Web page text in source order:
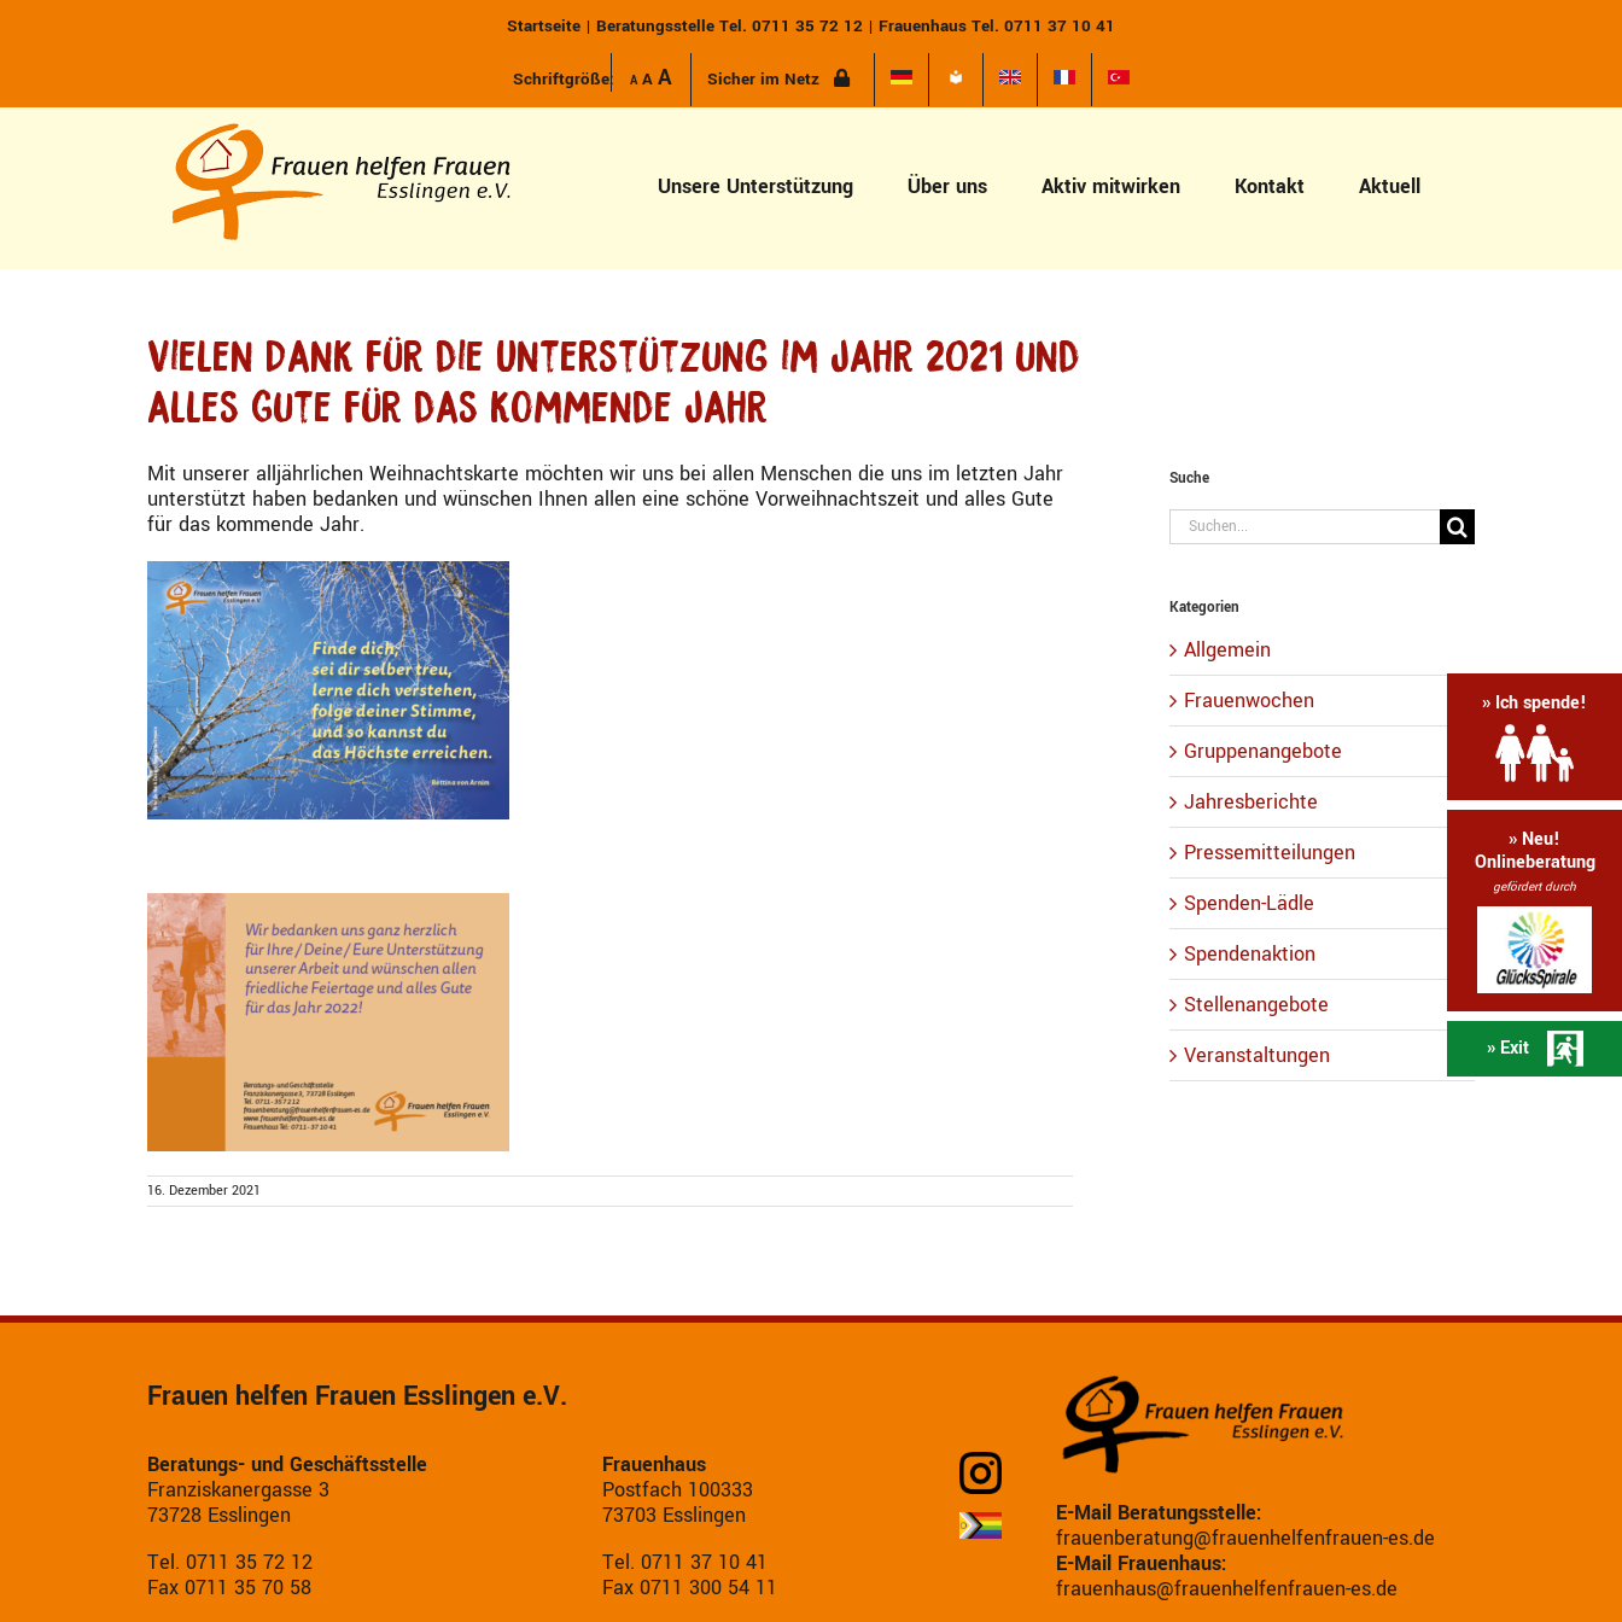
Startseite | Beratungsstelle Tel. 0711 35 72 12 | Frauenhaus Tel. 0711 37 10 41
Schriftgröße: ADecrease font size.
AReset font size.
AIncrease font size.Sicher im Netz
Unsere Unterstützung Über uns Aktiv mitwirken Kontakt Aktuell
Vielen Dank für die Unterstützung im Jahr 2021 und
alles Gute für das kommende Jahr
Mit unserer alljährlichen Weihnachtskarte möchten wir uns bei allen Menschen die uns im letzten Jahr
unterstützt haben bedanken und wünschen Ihnen allen eine schöne Vorweihnachtszeit und alles Gute
für das kommende Jahr.
16. Dezember 2021
Suche
Suche
nach:
Kategorien
Allgemein
Frauenwochen
Gruppenangebote
Jahresberichte
Pressemitteilungen
Spenden-Lädle
Spendenaktion
Stellenangebote
Veranstaltungen
Frauen helfen Frauen Esslingen e.V.
Beratungs- und Geschäftsstelle
Franziskanergasse 3
73728 Esslingen
Tel. 0711 35 72 12
Fax 0711 35 70 58
Frauenhaus
Postfach 100333
73703 Esslingen
Tel. 0711 37 10 41
Fax 0711 300 54 11
E-Mail Beratungsstelle:
frauenberatung@frauenhelfenfrauen-es.de
E-Mail Frauenhaus:
frauenhaus@frauenhelfenfrauen-es.de
» Ich spende!
» Neu!
Onlineberatung
gefördert durch
» Exit